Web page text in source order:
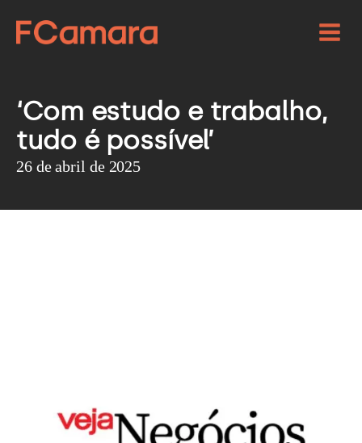
‘Com estudo e trabalho,
tudo é possível’
26 de abril de 2025